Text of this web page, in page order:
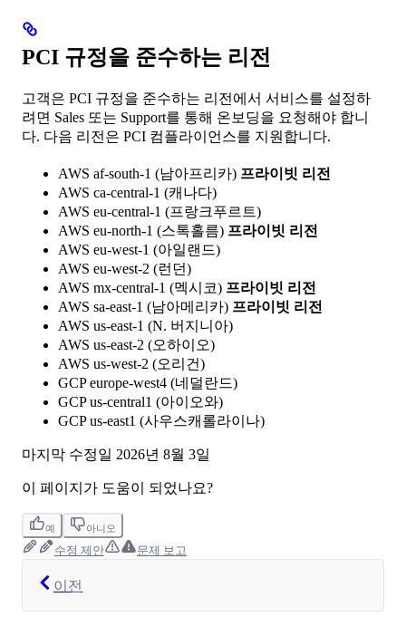
PCI 규정을 준수하는 리전
고객은 PCI 규정을 준수하는 리전에서 서비스를 설정하
려면 Sales 또는 Support를 통해 온보딩을 요청해야 합니
다. 다음 리전은 PCI 컴플라이언스를 지원합니다.
AWS af-south-1 (남아프리카) 프라이빗 리전
AWS ca-central-1 (캐나다)
AWS eu-central-1 (프랑크푸르트)
AWS eu-north-1 (스톡홀름) 프라이빗 리전
AWS eu-west-1 (아일랜드)
AWS eu-west-2 (런던)
AWS mx-central-1 (멕시코) 프라이빗 리전
AWS sa-east-1 (남아메리카) 프라이빗 리전
AWS us-east-1 (N. 버지니아)
AWS us-east-2 (오하이오)
AWS us-west-2 (오리건)
GCP europe-west4 (네덜란드)
GCP us-central1 (아이오와)
GCP us-east1 (사우스캐롤라이나)
마지막 수정일 2026년 8월 3일
이 페이지가 도움이 되었나요?
예 아니오
수정 제안 문제 보고
이전